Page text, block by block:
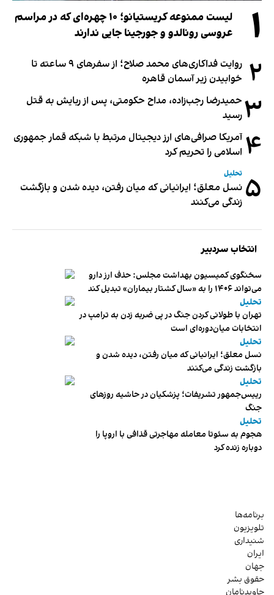
۱
لیست ممنوعه کریستیانو؛ ۱۰ چهره‌ای که در مراسم
عروسی رونالدو و جورجینا جایی ندارند
۲
روایت فداکاری‌های محمد صلاح؛ از سفرهای ۹ ساعته تا
خوابیدن زیر آسمان قاهره
۳ حمیدرضا رجب‌زاده، مداح حکومتی، پس از ربایش به قتل
رسید
۴ آمریکا صرافی‌های ارز دیجیتال مرتبط با شبکه قمار جمهوری
اسلامی را تحریم کرد
۵ تحلیل
نسل معلق؛ ایرانیانی که میان رفتن، دیده شدن و بازگشت
زندگی می‌کنند
انتخاب سردبیر
سخنگوی کمیسیون بهداشت مجلس: حذف ارز دارو
می‌تواند ۱۴۰۶ را به «سال کشتار بیماران» تبدیل کند
تحلیل
تهران با طولانی کردن جنگ در پی ضربه زدن به ترامپ در
انتخابات میان‌دوره‌ای است
تحلیل
نسل معلق؛ ایرانیانی که میان رفتن، دیده شدن و
بازگشت زندگی می‌کنند
تحلیل
رییس‌جمهور تشریفات؛ پزشکیان در حاشیه روزهای
جنگ
تحلیل
هجوم به سئوتا معامله مهاجرتی قذافی با اروپا را
دوباره زنده کرد
برنامه‌ها
تلویزیون
شنیداری
ایران
جهان
حقوق بشر
جاویدنامان